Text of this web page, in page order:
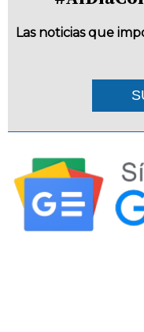
Las noticias que